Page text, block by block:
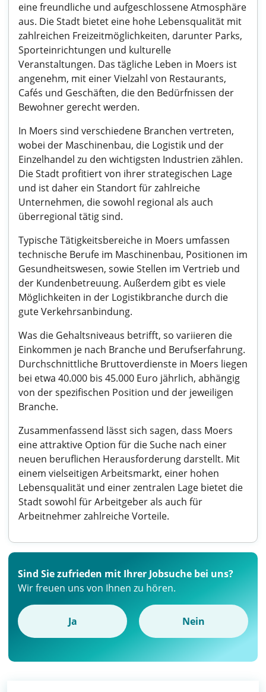
eine freundliche und aufgeschlossene Atmosphäre
aus. Die Stadt bietet eine hohe Lebensqualität mit
zahlreichen Freizeitmöglichkeiten, darunter Parks,
Sporteinrichtungen und kulturelle
Veranstaltungen. Das tägliche Leben in Moers ist
angenehm, mit einer Vielzahl von Restaurants,
Cafés und Geschäften, die den Bedürfnissen der
Bewohner gerecht werden.
In Moers sind verschiedene Branchen vertreten,
wobei der Maschinenbau, die Logistik und der
Einzelhandel zu den wichtigsten Industrien zählen.
Die Stadt profitiert von ihrer strategischen Lage
und ist daher ein Standort für zahlreiche
Unternehmen, die sowohl regional als auch
überregional tätig sind.
Typische Tätigkeitsbereiche in Moers umfassen
technische Berufe im Maschinenbau, Positionen im
Gesundheitswesen, sowie Stellen im Vertrieb und
der Kundenbetreuung. Außerdem gibt es viele
Möglichkeiten in der Logistikbranche durch die
gute Verkehrsanbindung.
Was die Gehaltsniveaus betrifft, so variieren die
Einkommen je nach Branche und Berufserfahrung.
Durchschnittliche Bruttoverdienste in Moers liegen
bei etwa 40.000 bis 45.000 Euro jährlich, abhängig
von der spezifischen Position und der jeweiligen
Branche.
Zusammenfassend lässt sich sagen, dass Moers
eine attraktive Option für die Suche nach einer
neuen beruflichen Herausforderung darstellt. Mit
einem vielseitigen Arbeitsmarkt, einer hohen
Lebensqualität und einer zentralen Lage bietet die
Stadt sowohl für Arbeitgeber als auch für
Arbeitnehmer zahlreiche Vorteile.
Sind Sie zufrieden mit Ihrer Jobsuche bei uns?
Wir freuen uns von Ihnen zu hören.
Ja Nein